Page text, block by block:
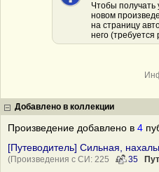
Чтобы
новом
на страницу
него (требуется
Добавлено в коллекции
Произведение добавлено в 4
[Путеводитель] Сильная,
(Произведения с СИ: 225 35